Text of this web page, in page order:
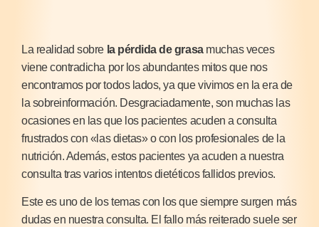
La realidad sobre la pérdida de grasamuchas veces
viene contradicha por los abundantes mitos que nos
encontramos por todos lados, ya que vivimos en la era de
la sobreinformación. Desgraciadamente, son muchas las
ocasiones en las que los pacientes acuden a consulta
frustrados con «las dietas» o con los profesionales de la
nutrición. Además, estos pacientes ya acuden a nuestra
consulta tras varios intentos dietéticos fallidos previos.
Este es uno de los temas con los que siempre surgen más
dudas en nuestra consulta. El fallo más reiterado suele ser